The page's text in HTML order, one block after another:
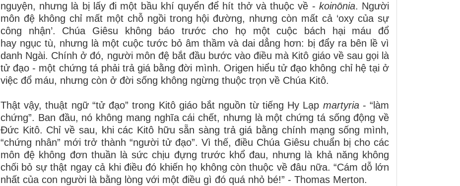
nguyện, nhưng là bị lấy đi một bầu khí quyển để hít thở và thuộc về - koinōnia. Người
môn đệ không chỉ mất một chỗ ngồi trong hội đường, nhưng còn mất cả ‘oxy của sự
công nhận’. Chúa Giêsu không báo trước cho họ một cuộc bách hại máu đổ
hay ngục tù, nhưng là một cuộc tước bỏ âm thầm và dai dẳng hơn: bị đẩy ra bên lề vì
danh Ngài. Chính ở đó, người môn đệ bắt đầu bước vào điều mà Kitô giáo về sau gọi là
tử đạo - một chứng tá phải trả giá bằng đời mình. Origen hiểu tử đạo không chỉ hệ tại ở
việc đổ máu, nhưng còn ở đời sống không ngừng thuộc trọn về Chúa Kitô.
Thật vậy, thuật ngữ “tử đạo” trong Kitô giáo bắt nguồn từ tiếng Hy Lạp martyria- “làm
chứng”. Ban đầu, nó không mang nghĩa cái chết, nhưng là một chứng tá sống động về
Đức Kitô. Chỉ về sau, khi các Kitô hữu sẵn sàng trả giá bằng chính mạng sống mình,
“chứng nhân” mới trở thành “người tử đạo”. Vì thế, điều Chúa Giêsu chuẩn bị cho các
môn đệ không đơn thuần là sức chịu đựng trước khổ đau, nhưng là khả năng không
chối bỏ sự thật ngay cả khi điều đó khiến họ không còn thuộc về đâu nữa. “Cám dỗ lớn
nhất của con người là bằng lòng với một điều gì đó quá nhỏ bé!” - Thomas Merton.